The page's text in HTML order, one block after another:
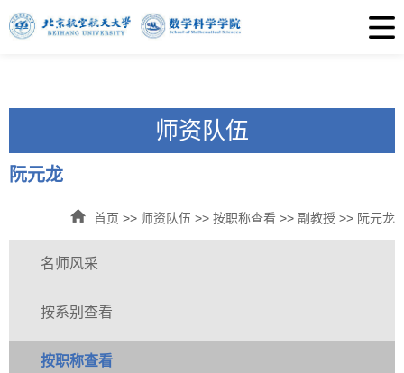
师资队伍
阮元龙
首页 >> 师资队伍 >> 按职称查看 >> 副教授 >> 阮元龙
名师风采
按系别查看
按职称查看